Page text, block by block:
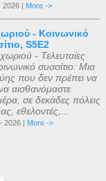
2026 | More ->
- Κοινωνικό
S5E2
- Τελευταίες
συσσίτιο: Μια
που δεν πρέπει να
αισθανόμαστε
σε δεκάδες πόλεις
εθελοντές,...
2026 | More ->